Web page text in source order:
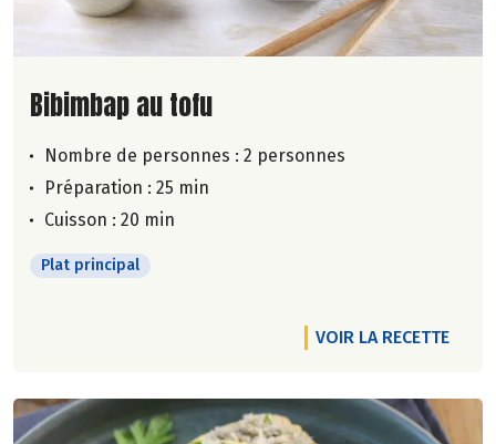
Lire la suite de la recette
Bibimbap au tofu
Nombre de personnes : 2 personnes
Préparation : 25 min
Cuisson : 20 min
Plat principal
VOIR LA RECETTE